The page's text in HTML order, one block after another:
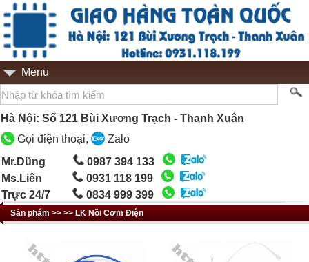
Menu
Hà Nội: Số 121 Bùi Xương Trạch - Thanh Xuân
Gọi điện thoại,
Zalo
Mr.Dũng
0987 394 133
Ms.Liên
0931 118 199
Trực 24/7
0834 999 399
Sản phẩm >> >> LK Nồi Cơm Điện